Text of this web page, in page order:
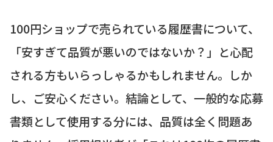
100円ショップで売られている履歴書について、
「安すぎて品質が悪いのではないか？」と心配
される方もいらっしゃるかもしれません。しか
し、ご安心ください。結論として、一般的な応募
書類として使用する分には、品質は全く問題あ